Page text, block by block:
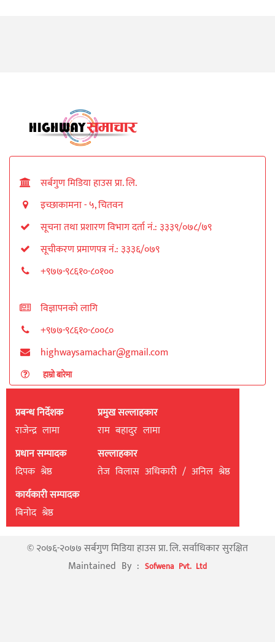
सर्बगुण मिडिया हाउस प्रा. लि.
इच्छाकामना - ५, चितवन
सूचना तथा प्रशारण विभाग दर्ता नं.: ३३३९/०७८/७९
सूचीकरण प्रमाणपत्र नं.: ३३३६/०७९
+९७७-९८६१०-८०१००
विज्ञापनको लागि
+९७७-९८६१०-८००८०
highwaysamachar@gmail.com
हाम्रो बारेमा
प्रबन्ध निर्देशक
राजेन्द्र लामा
प्रधान सम्पादक
दिपक श्रेष्ठ
कार्यकारी सम्पादक
बिनाेद श्रेष्ठ
प्रमुख सल्लाहकार
राम बहादुर लामा
सल्लाहकार
तेज विलास अधिकारी / अनिल श्रेष्ठ
© २०७६-२०७७ सर्बगुण मिडिया हाउस प्रा. लि. सर्वाधिकार सुरक्षित
Maintained By : Sofwena Pvt. Ltd